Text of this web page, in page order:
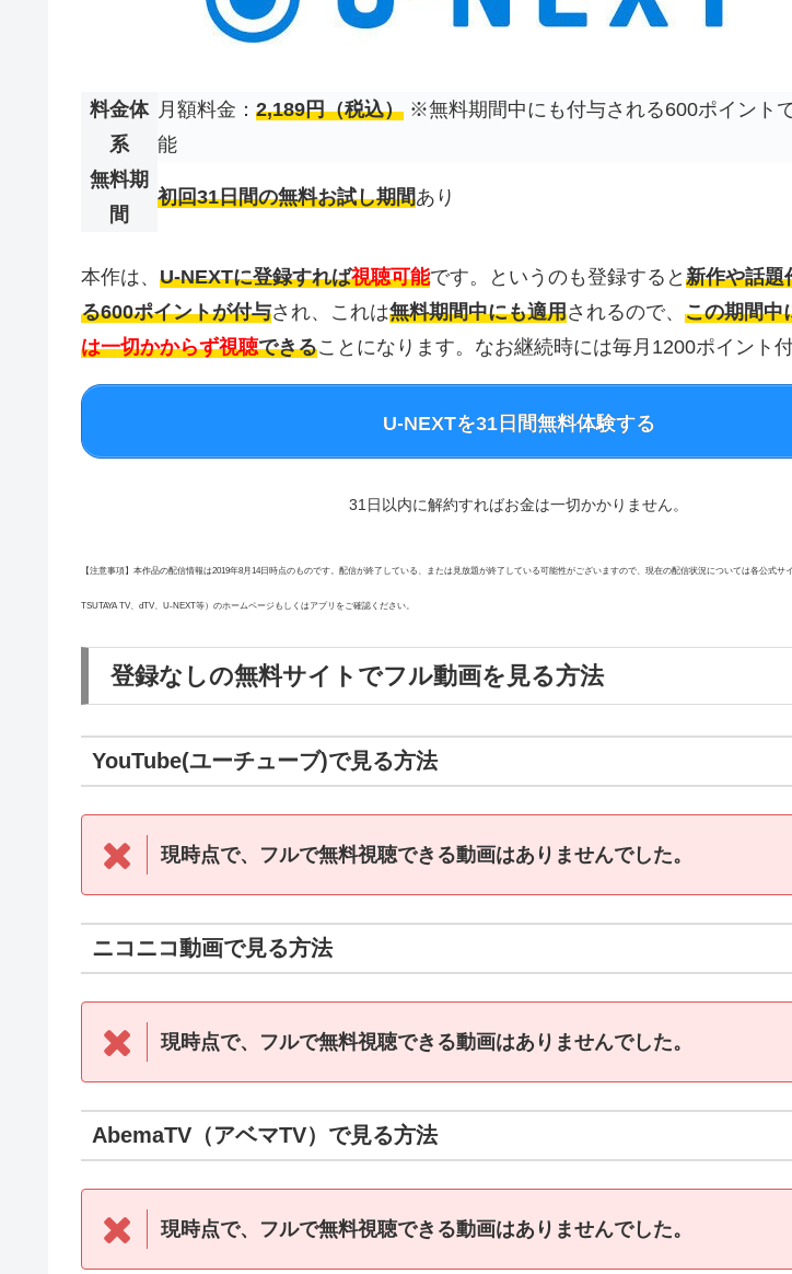
料金体
系
月額料金： 2,189円（税込） ※無料期間中にも付与される600ポイント
能
無料期
間
初回31日間の無料お試し期間あり
本作は、 U-NEXTに登録すれば視聴可能です。というのも登録すると 新作や話題
る600ポイントが付与され、これは無料期間中にも適用されるので、 この期間中
は一切かからず視聴できることになります。なお継続時には毎月1200ポイント
U-NEXTを31日間無料体験する
31日以内に解約すればお金は一切かかりません。
【注意事項】本作品の配信情報は2019年8月14日時点のものです。配信が終了している、または見放題が終了している可能性がございますので、現在の配信状況については各公式サ
TSUTAYA TV、dTV、U-NEXT等）のホームページもしくはアプリをご確認ください。
登録なしの無料サイトでフル動画を見る方法
YouTube(ユーチューブ)で見る方法
現時点で、フルで無料視聴できる動画はありませんでした。
ニコニコ動画で見る方法
現時点で、フルで無料視聴できる動画はありませんでした。
AbemaTV（アベマTV）で見る方法
現時点で、フルで無料視聴できる動画はありませんでした。